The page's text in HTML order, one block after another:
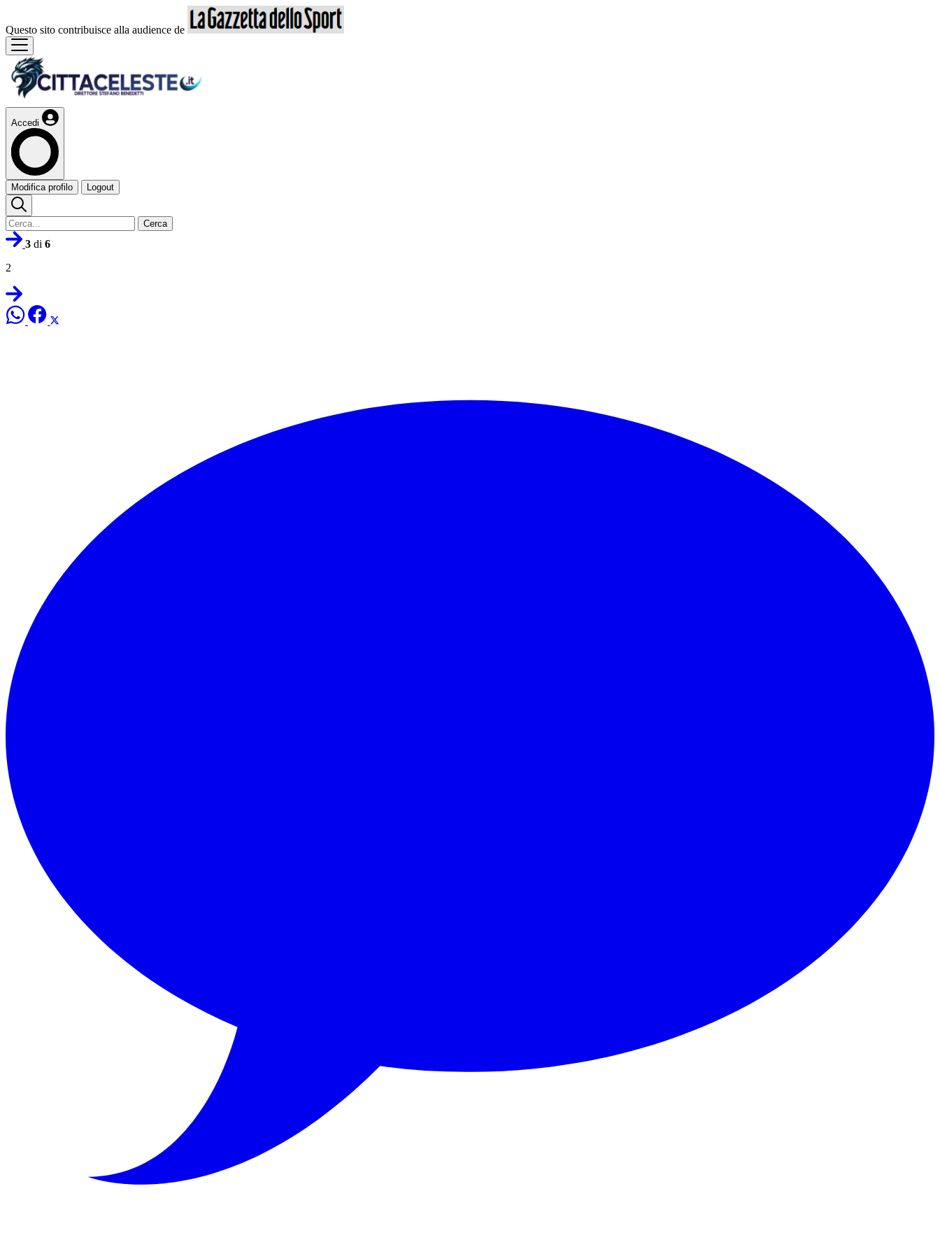
Questo sito contribuisce alla audience de
Accedi
Modifica profilo Logout
Cerca
3 di 6
2